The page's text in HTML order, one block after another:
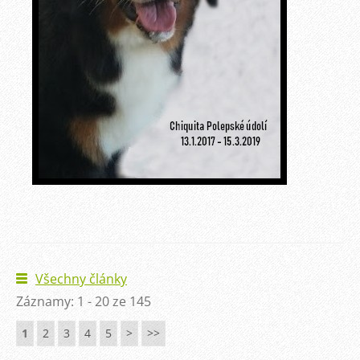
Všechny články
Záznamy: 1 - 20 ze 145
1 2 3 4 5 > >>